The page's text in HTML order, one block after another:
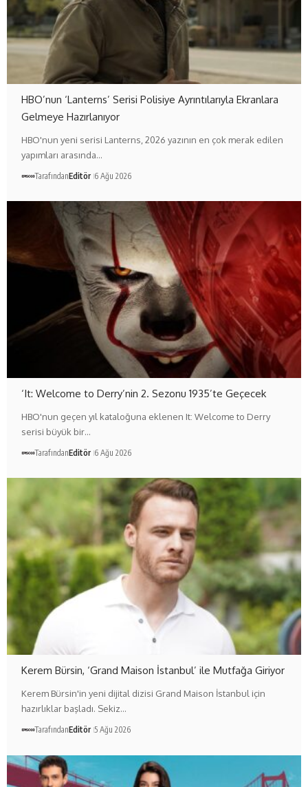
HBO’nun ‘Lanterns’ Serisi Polisiye Ayrıntılarıyla Ekranlara
Gelmeye Hazırlanıyor
HBO'nun yeni serisi Lanterns, 2026 yazının en çok merak edilen
yapımları arasında…
TarafındanEditör 6 Ağu 2026
‘It: Welcome to Derry’nin 2. Sezonu 1935’te Geçecek
HBO'nun geçen yıl kataloğuna eklenen It: Welcome to Derry
serisi büyük bir…
TarafındanEditör 6 Ağu 2026
Kerem Bürsin, ‘Grand Maison İstanbul’ ile Mutfağa Giriyor
Kerem Bürsin'in yeni dijital dizisi Grand Maison İstanbul için
hazırlıklar başladı. Sekiz…
TarafındanEditör 5 Ağu 2026